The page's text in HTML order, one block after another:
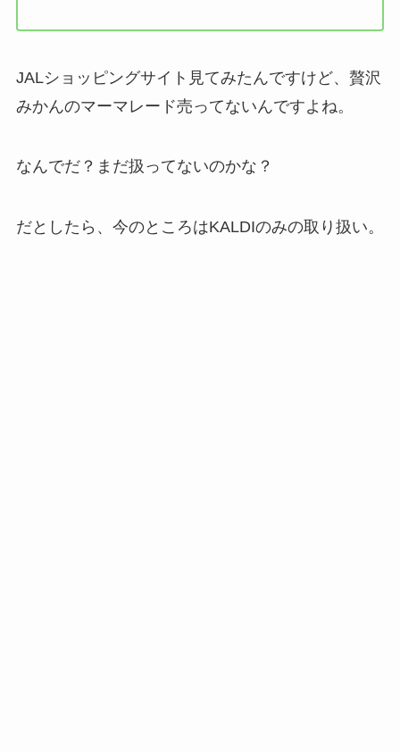
JALショッピングサイト見てみたんですけど、贅沢
みかんのマーマレード売ってないんですよね。
なんでだ？まだ扱ってないのかな？
だとしたら、今のところはKALDIのみの取り扱い。